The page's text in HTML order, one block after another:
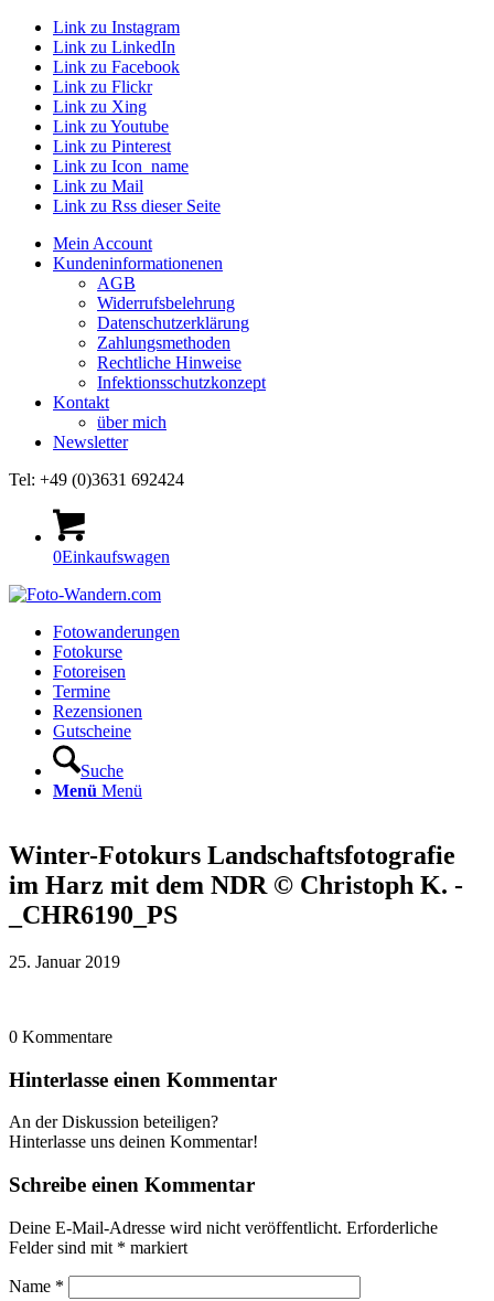
Link zu Instagram
Link zu LinkedIn
Link zu Facebook
Link zu Flickr
Link zu Xing
Link zu Youtube
Link zu Pinterest
Link zu Icon_name
Link zu Mail
Link zu Rss dieser Seite
Mein Account
Kundeninformationenen
AGB
Widerrufsbelehrung
Datenschutzerklärung
Zahlungsmethoden
Rechtliche Hinweise
Infektionsschutzkonzept
Kontakt
über mich
Newsletter
Tel: +49 (0)3631 692424
0Einkaufswagen
Fotowanderungen
Fotokurse
Fotoreisen
Termine
Rezensionen
Gutscheine
Suche
Menü Menü
Winter-Fotokurs Landschaftsfotografie
im Harz mit dem NDR © Christoph K. -
_CHR6190_PS
25. Januar 2019
0 Kommentare
Hinterlasse einen Kommentar
An der Diskussion beteiligen?
Hinterlasse uns deinen Kommentar!
Schreibe einen Kommentar
Deine E-Mail-Adresse wird nicht veröffentlicht. Erforderliche
Felder sind mit * markiert
Name *